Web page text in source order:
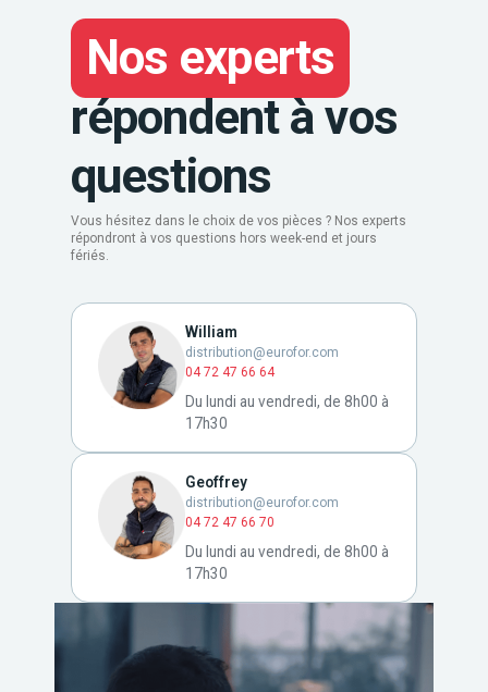
Nos experts
répondent à vos
questions
Vous hésitez dans le choix de vos pièces ? Nos experts
répondront à vos questions hors week-end et jours
fériés.
William
distribution@eurofor.com
04 72 47 66 64
Du lundi au vendredi, de 8h00 à
17h30
Geoffrey
distribution@eurofor.com
04 72 47 66 70
Du lundi au vendredi, de 8h00 à
17h30